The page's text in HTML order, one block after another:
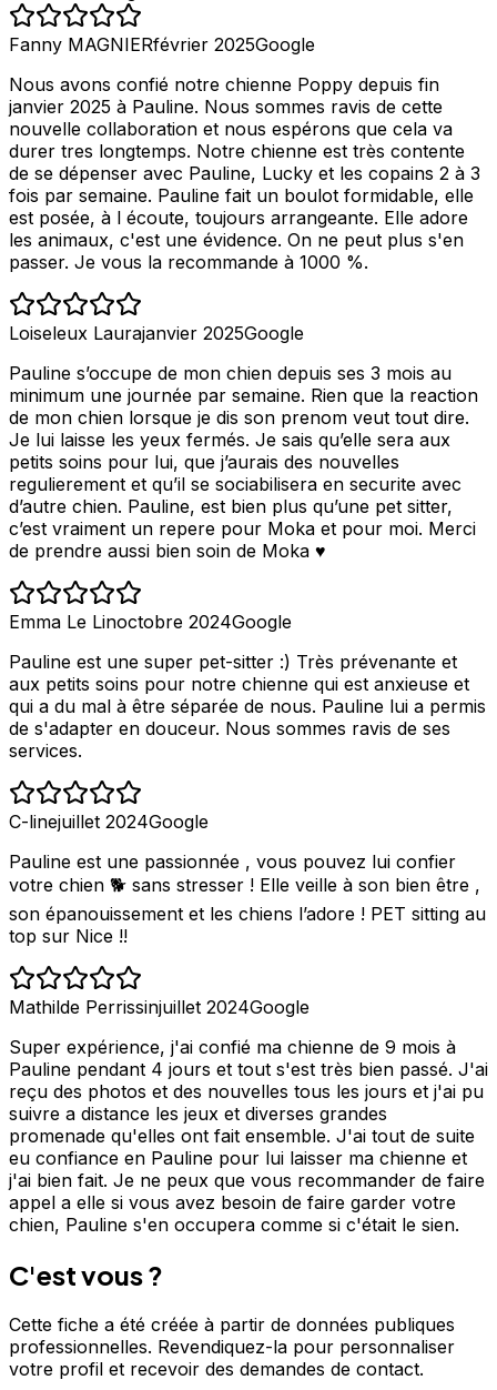
Fanny MAGNIERfévrier 2025Google
Nous avons confié notre chienne Poppy depuis fin
janvier 2025 à Pauline. Nous sommes ravis de cette
nouvelle collaboration et nous espérons que cela va
durer tres longtemps. Notre chienne est très contente
de se dépenser avec Pauline, Lucky et les copains 2 à 3
fois par semaine. Pauline fait un boulot formidable, elle
est posée, à l écoute, toujours arrangeante. Elle adore
les animaux, c'est une évidence. On ne peut plus s'en
passer. Je vous la recommande à 1000 %.
Loiseleux Laurajanvier 2025Google
Pauline s’occupe de mon chien depuis ses 3 mois au
minimum une journée par semaine. Rien que la reaction
de mon chien lorsque je dis son prenom veut tout dire.
Je lui laisse les yeux fermés. Je sais qu’elle sera aux
petits soins pour lui, que j’aurais des nouvelles
regulierement et qu’il se sociabilisera en securite avec
d’autre chien. Pauline, est bien plus qu’une pet sitter,
c’est vraiment un repere pour Moka et pour moi. Merci
de prendre aussi bien soin de Moka ♥️
Emma Le Linoctobre 2024Google
Pauline est une super pet-sitter :) Très prévenante et
aux petits soins pour notre chienne qui est anxieuse et
qui a du mal à être séparée de nous. Pauline lui a permis
de s'adapter en douceur. Nous sommes ravis de ses
services.
C-linejuillet 2024Google
Pauline est une passionnée , vous pouvez lui confier
votre chien 🐕 sans stresser ! Elle veille à son bien être ,
son épanouissement et les chiens l’adore ! PET sitting au
top sur Nice !!
Mathilde Perrissinjuillet 2024Google
Super expérience, j'ai confié ma chienne de 9 mois à
Pauline pendant 4 jours et tout s'est très bien passé. J'ai
reçu des photos et des nouvelles tous les jours et j'ai pu
suivre a distance les jeux et diverses grandes
promenade qu'elles ont fait ensemble. J'ai tout de suite
eu confiance en Pauline pour lui laisser ma chienne et
j'ai bien fait. Je ne peux que vous recommander de faire
appel a elle si vous avez besoin de faire garder votre
chien, Pauline s'en occupera comme si c'était le sien.
C'est vous ?
Cette fiche a été créée à partir de données publiques
professionnelles. Revendiquez-la pour personnaliser
votre profil et recevoir des demandes de contact.